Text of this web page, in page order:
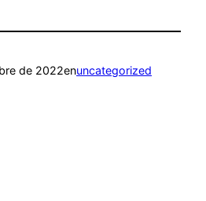
de 2022enuncategorized